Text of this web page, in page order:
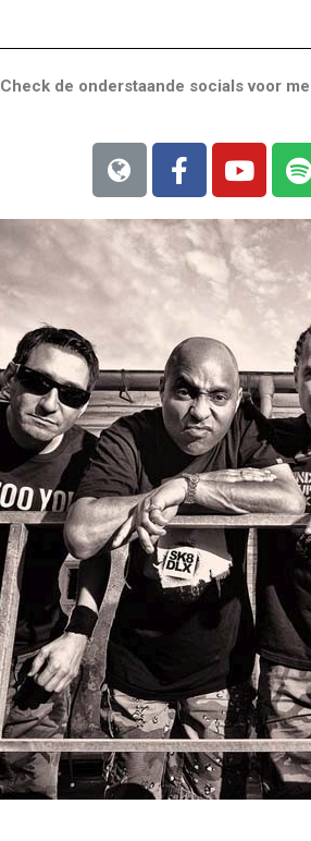
Check de onderstaande socials voor